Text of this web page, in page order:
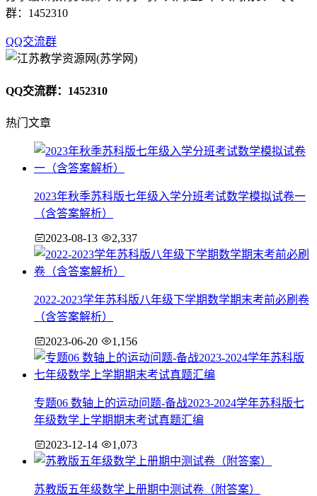
群：1452310
QQ交流群
QQ交流群：1452310
热门文章
2023年秋季苏科版七年级入学分班考试数学模拟试卷一
（含答案解析）
2023-08-13 2,337
2022-2023学年苏科版八年级下学期数学期末考前必刷卷
（含答案解析）
2023-06-20 1,156
专题06 数轴上的运动问题-备战2023-2024学年苏科版七
年级数学上学期期末考试真题汇编
2023-12-14 1,073
苏教版五年级数学上册期中测试卷（附答案）